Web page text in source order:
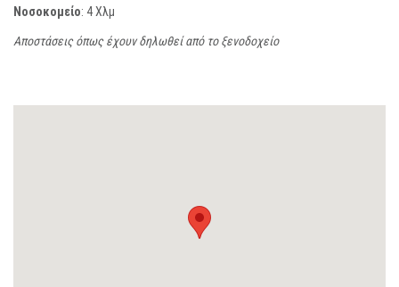
Νοσοκομείο: 4 Χλμ
Αποστάσεις όπως έχουν δηλωθεί από το ξενοδοχείο